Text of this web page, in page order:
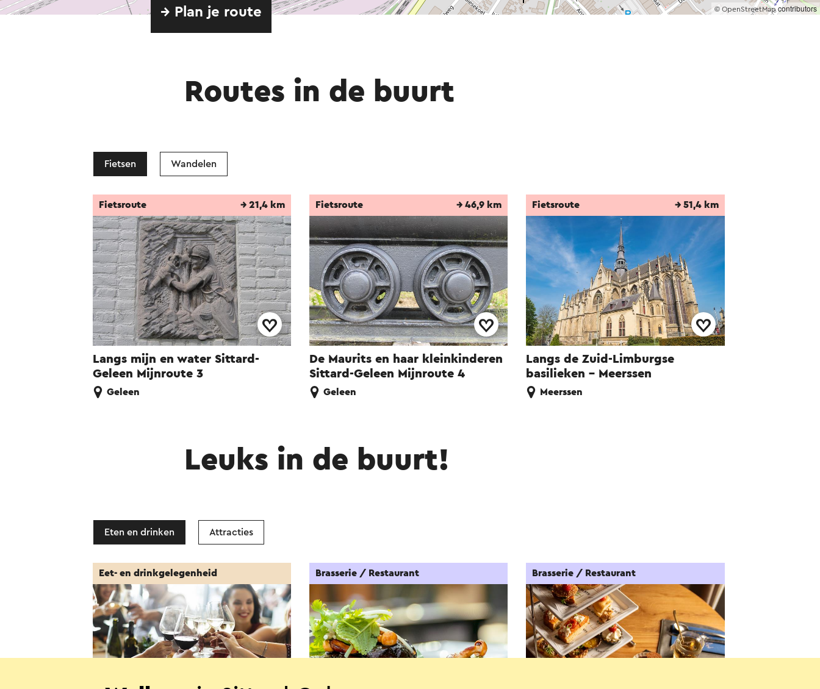
©OpenStreetMapcontributors
→ Plan je route
Routes in de buurt
Fietsen Wandelen
Langs mijn en water Sittard-
Geleen Mijnroute 3
Fietsroute → 21,4 km
Geleen
De Maurits en haar kleinkinderen
Sittard-Geleen Mijnroute 4
Fietsroute → 46,9 km
Geleen
Langs de Zuid-Limburgse
basilieken - Meerssen
Fietsroute → 51,4 km
Meerssen
Leuks in de buurt!
Eten en drinken Attracties
Eet- en drinkgelegenheid Brasserie / Restaurant Brasserie / Restaurant